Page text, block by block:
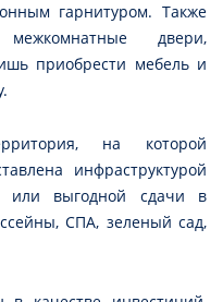
гарнитуром. Также
двери,
приобрести мебель и
на которой
инфраструктурой
или выгодной сдачи в
СПА, зеленый сад,